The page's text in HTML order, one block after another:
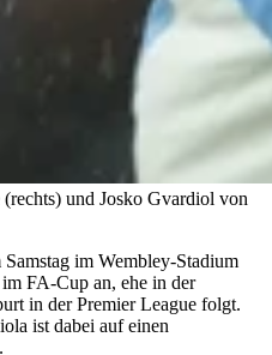
und Josko Gvardiol von
im Wembley-Stadium
FA-Cup an, ehe in der
in der Premier League folgt.
ist dabei auf einen